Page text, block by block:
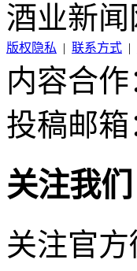
酒业新
版权隐私 | 联系方式 |
内容合作
投稿邮箱
关注我们
关注官方